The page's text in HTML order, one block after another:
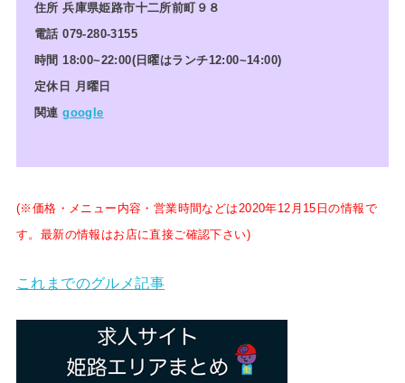
住所 兵庫県姫路市十二所前町９８
電話079-280-3155
時間 18:00~22:00(日曜はランチ12:00~14:00)
定休日 月曜日
関連google
(※価格・メニュー内容・営業時間などは2020年12月15 日の情報で
す。最新の情報はお店に直接ご確認下さい)
これまでのグルメ記事